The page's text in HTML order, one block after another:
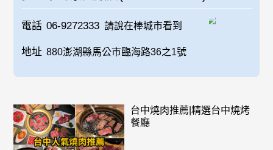
電話 06-9272333 請說在棒城市看到
地址 880澎湖縣馬公市臨海路36之1號
台中燒肉推薦|精選台中燒烤
餐廳